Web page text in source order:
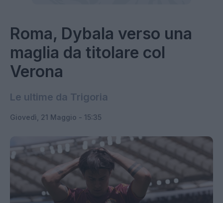
Roma, Dybala verso una
maglia da titolare col
Verona
Le ultime da Trigoria
Giovedì, 21 Maggio - 15:35